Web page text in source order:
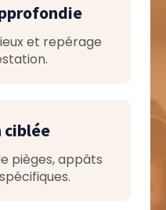
et repérage
pièges, appâts